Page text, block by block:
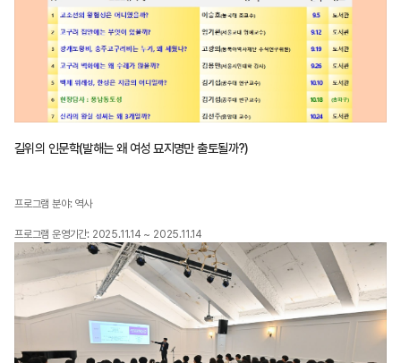
길위의 인문학(발해는 왜 여성 묘지명만 출토될까?)
프로그램 분야: 역사
프로그램 운영기간: 2025.11.14 ~ 2025.11.14